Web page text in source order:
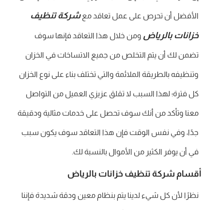
الأفضل أن تحرص على عمل تعاقد معشركة تنظيف
خزانات بالرياض ومن خلال هذا التعاقد فإنها سوف
تضمن لك أن يتم التخلص من جميع الاتساخات في الخزان
وتنظيفه بالطريقة الملائمة والتي تختلف بناء على نوع الخزان
كل فترة؛ لهذا السبب لا تقلق عزيزي العميل من التواصل
معنا وتأكد من أنك سوف تحصل على خدمات مثالية ودقيقة
جدًا، وفي نفس الوقت فإن هذا التعاقد سوف يكون سبب
في أن يوفر الكثير من الأموال بالنسبة لك.
أقسام شركة تنظيف خزانات بالرياض
نظرًا لأن كل شيء لدينا يتم بنظام معين ودقة شديدة فإننا